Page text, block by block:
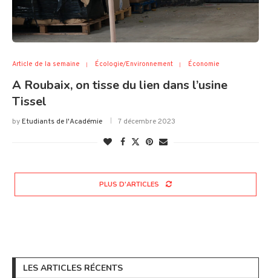
Article de la semaine Écologie/Environnement Économie
A Roubaix, on tisse du lien dans l’usine
Tissel
byEtudiants de l'Académie 7 décembre 2023
PLUS D'ARTICLES
LES ARTICLES RÉCENTS